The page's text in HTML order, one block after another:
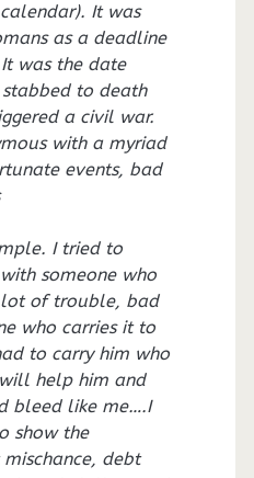
It was
as a deadline
was the date
to death
a civil war.
with a myriad
events, bad
I tried to
someone who
of trouble, bad
who carries it to
to carry him who
help him and
bleed like me….I
show the
debt